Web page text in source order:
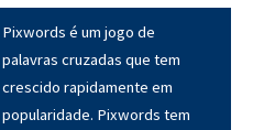
Pixwords é um jogo de
palavras cruzadas que tem
crescido rapidamente em
popularidade. Pixwords tem